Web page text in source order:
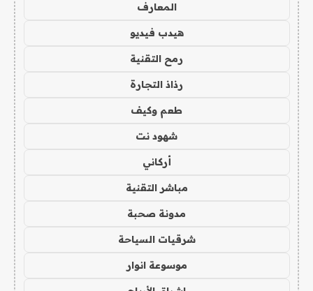
المعارف
هيدب فيديو
رمح التقنية
رذاذ التجارة
طعم وكيف
شهود نت
أركاني
مباشر التقنية
مدونة صحبة
شرقيات السياحة
موسوعة انوار